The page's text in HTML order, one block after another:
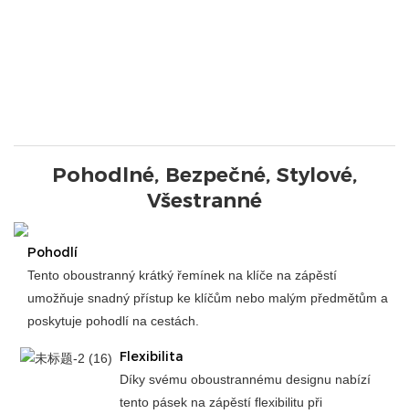
Pohodlné, Bezpečné, Stylové,
Všestranné
Pohodlí
Tento oboustranný krátký řemínek na klíče na zápěstí
umožňuje snadný přístup ke klíčům nebo malým předmětům a
poskytuje pohodlí na cestách.
Flexibilita
Díky svému oboustrannému designu nabízí
tento pásek na zápěstí flexibilitu při